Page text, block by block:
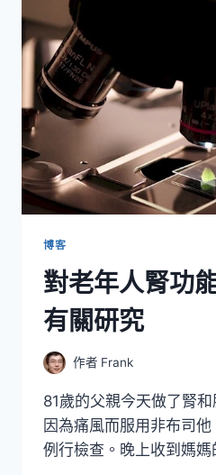
博客
對老年人腎功
有關研究
作者 Frank
81歲的父親今天做了腎
因為痛風而服用非布司
例行檢查。晚上收到媽